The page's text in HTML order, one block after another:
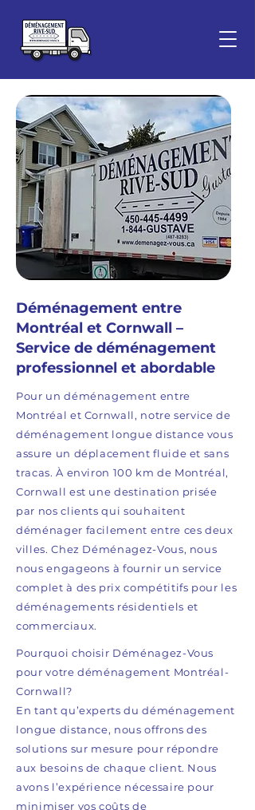
Déménagement entre
Montréal et Cornwall –
Service de déménagement
professionnel et abordable
Pour un déménagement entre
Montréal et Cornwall, notre service de
déménagement longue distance vous
assure un déplacement fluide et sans
tracas. À environ 100 km de Montréal,
Cornwall est une destination prisée
par nos clients qui souhaitent
déménager facilement entre ces deux
villes. Chez Déménagez-Vous, nous
nous engageons à fournir un service
complet à des prix compétitifs pour les
déménagements résidentiels et
commerciaux.
Pourquoi choisir Déménagez-Vous
pour votre déménagement Montréal-
Cornwall?
En tant qu’experts du déménagement
longue distance, nous offrons des
solutions sur mesure pour répondre
aux besoins de chaque client. Nous
avons l’expérience nécessaire pour
minimiser vos coûts de